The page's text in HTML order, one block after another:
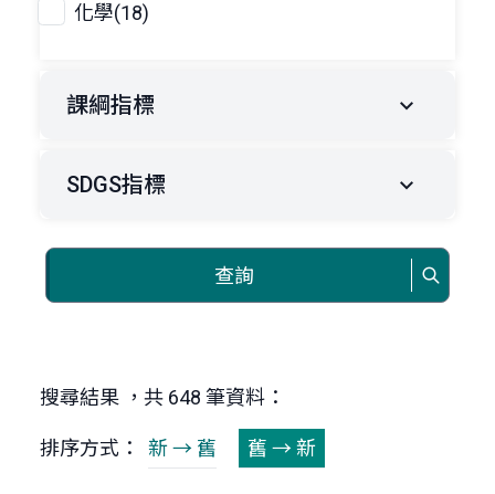
化學(18)
課綱指標
SDGS指標
查詢
搜尋結果 ，共 648 筆資料：
排序方式： 新 → 舊 舊 → 新